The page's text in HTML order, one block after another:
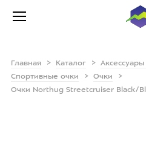
Главная Каталог
Аксессуары
Спортивные очки
Очки
Очки Northug Streetcruiser Black/